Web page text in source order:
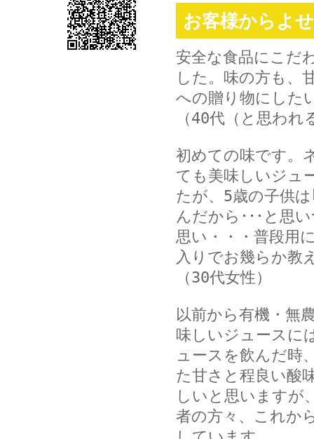
お客様からよ
安全な食品にこだ
した。味の方も、
への贈り物にした
（40代（と思われ
初めての味です。
ても美味しいジュ
たが、5歳の子供
んだから･･･と思
思い・・・普段用
入りでお幾らか教
（30代女性）
以前から有機・無
味しいジュースに
ュースを飲んだ時
た甘さと程良い酸
しいと思いますが
者の方々、これか